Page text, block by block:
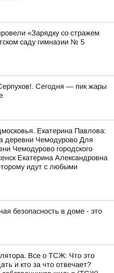
«Зарядку со стражем
саду гимназии № 5
Сегодня — пик жары
Екатерина Павлова:
деревни Чемодурово Для
Чемодурово городского
Екатерина Александровна
идут с любыми
безопасность в доме - это
Все о ТСЖ: Что это
и кто за что отвечает?